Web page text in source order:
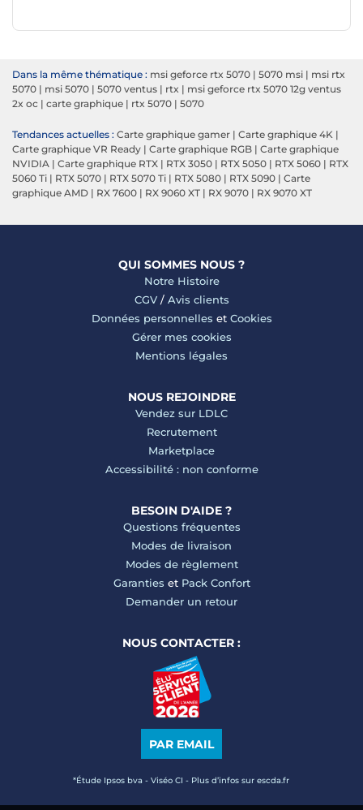
Dans la même thématique : msi geforce rtx 5070 | 5070 msi | msi rtx
5070 | msi 5070 | 5070 ventus | rtx | msi geforce rtx 5070 12g ventus
2x oc | carte graphique | rtx 5070 | 5070
Tendances actuelles : Carte graphique gamer | Carte graphique 4K |
Carte graphique VR Ready | Carte graphique RGB | Carte graphique
NVIDIA | Carte graphique RTX | RTX 3050 | RTX 5050 | RTX 5060 | RTX
5060 Ti | RTX 5070 | RTX 5070 Ti | RTX 5080 | RTX 5090 | Carte
graphique AMD | RX 7600 | RX 9060 XT | RX 9070 | RX 9070 XT
QUI SOMMES NOUS ?
Notre Histoire
CGV/ Avis clients
Données personnelles et Cookies
Gérer mes cookies
Mentions légales
NOUS REJOINDRE
Vendez sur LDLC
Recrutement
Marketplace
Accessibilité : non conforme
BESOIN D'AIDE ?
Questions fréquentes
Modes de livraison
Modes de règlement
Garanties et Pack Confort
Demander un retour
NOUS CONTACTER :
PAR EMAIL
*Étude Ipsos bva - Viséo CI - Plus d’infos sur escda.fr